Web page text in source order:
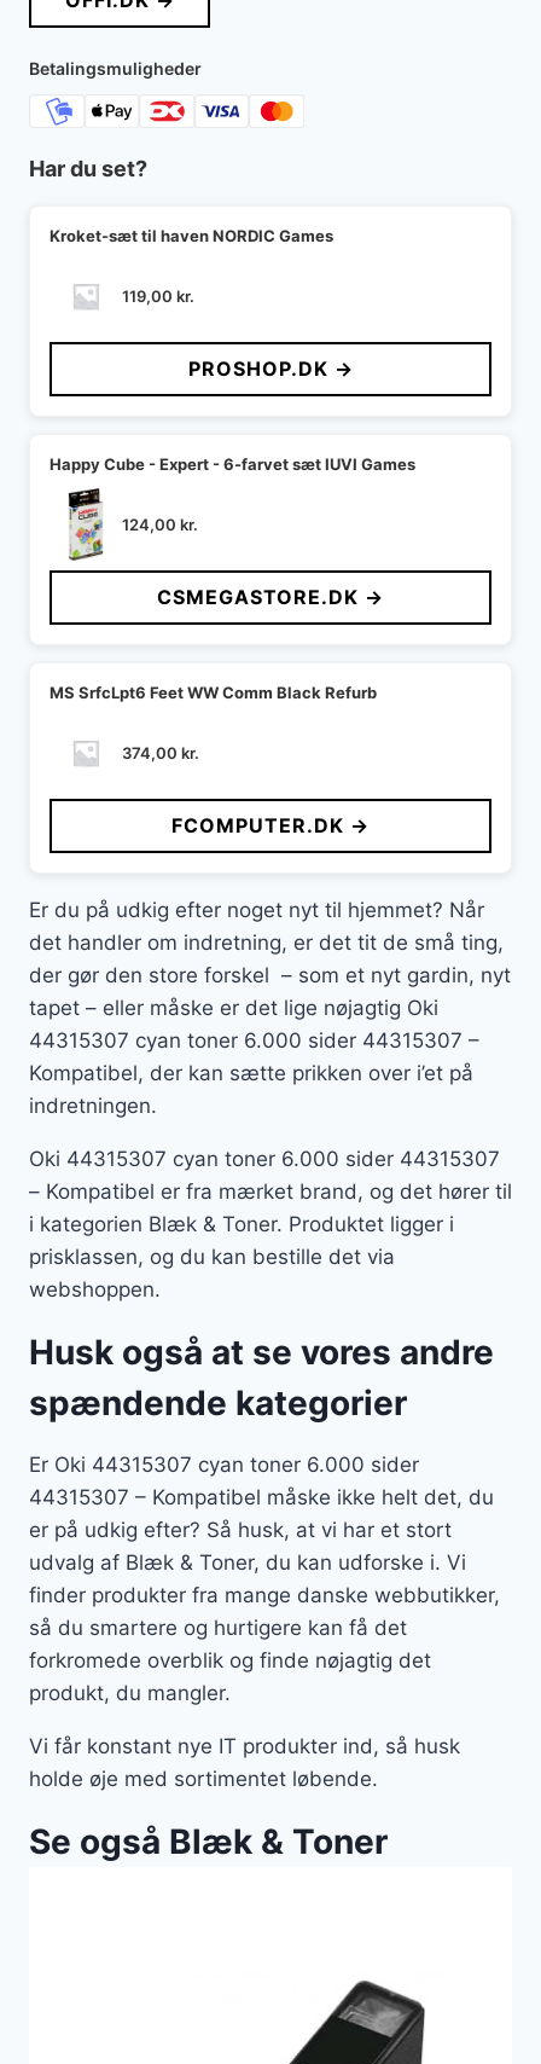
Betalingsmuligheder
Har du set?
Kroket-sæt til haven NORDIC Games
119,00 kr.
PROSHOP.DK →
Happy Cube - Expert - 6-farvet sæt IUVI Games
124,00 kr.
CSMEGASTORE.DK →
MS SrfcLpt6 Feet WW Comm Black Refurb
374,00 kr.
FCOMPUTER.DK →
Er du på udkig efter noget nyt til hjemmet? Når
det handler om indretning, er det tit de små ting,
der gør den store forskel – som et nyt gardin, nyt
tapet – eller måske er det lige nøjagtig Oki
44315307 cyan toner 6.000 sider 44315307 –
Kompatibel, der kan sætte prikken over i’et på
indretningen.
Oki 44315307 cyan toner 6.000 sider 44315307
– Kompatibel er fra mærket brand, og det hører til
i kategorien Blæk & Toner. Produktet ligger i
prisklassen, og du kan bestille det via
webshoppen.
Husk også at se vores andre
spændende kategorier
Er Oki 44315307 cyan toner 6.000 sider
44315307 – Kompatibel måske ikke helt det, du
er på udkig efter? Så husk, at vi har et stort
udvalg af Blæk & Toner, du kan udforske i. Vi
finder produkter fra mange danske webbutikker,
så du smartere og hurtigere kan få det
forkromede overblik og finde nøjagtig det
produkt, du mangler.
Vi får konstant nye IT produkter ind, så husk
holde øje med sortimentet løbende.
Se også Blæk & Toner